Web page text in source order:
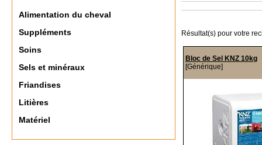
Alimentation du cheval
Suppléments
Soins
Sels et minéraux
Friandises
Litières
Matériel
Résultat(s) pour votre
Bloc de Sel KNZ 10kg
[Générique]